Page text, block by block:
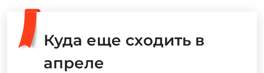
Куда еще сходить в
апреле